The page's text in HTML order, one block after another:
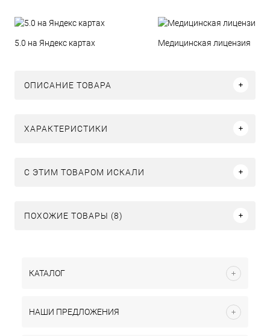
5.0 на Яндекс картах Медицинская лицензия
ОПИСАНИЕ ТОВАРА
ХАРАКТЕРИСТИКИ
C ЭТИМ ТОВАРОМ ИСКАЛИ
ПОХОЖИЕ ТОВАРЫ (8)
КАТАЛОГ
НАШИ ПРЕДЛОЖЕНИЯ